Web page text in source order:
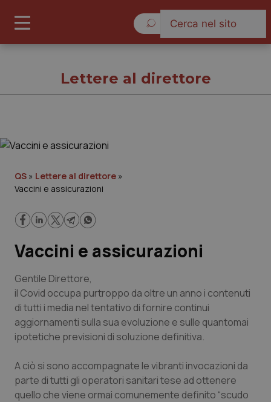
Cronache
Scienza e Farmaci
Studi e Analisi
Lettere al direttore
Edizioni Regionali
Lettere al direttore
QS » Lettere al direttore »
Vaccini e assicurazioni
Vaccini e assicurazioni
Gentile Direttore,
il Covid occupa purtroppo da oltre un anno i contenuti
di tutti i media nel tentativo di fornire continui
aggiornamenti sulla sua evoluzione e sulle quantomai
ipotetiche previsioni di soluzione definitiva.
A ciò si sono accompagnate le vibranti invocazioni da
parte di tutti gli operatori sanitari tese ad ottenere
quello che viene ormai comunemente definito “scudo